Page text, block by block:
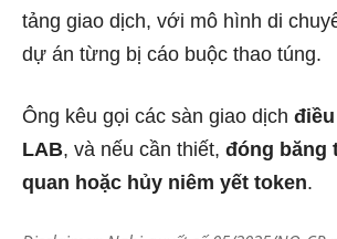
tảng giao dịch, với mô hình di
dự án từng bị cáo buộc thao túng.
Ông kêu gọi các sàn giao dịch
LAB, và nếu cần thiết, đóng băng
quan hoặc hủy niêm yết token.